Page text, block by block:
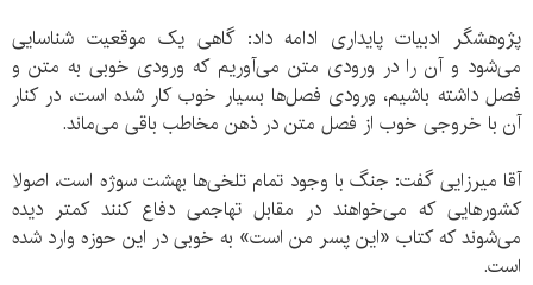
پژوهشگر ادبیات پایداری ادامه داد: گاهی یک موقعیت شناسایی
می‌شود و آن را در ورودی متن می‌آوریم که ورودی خوبی به متن و
فصل داشته باشیم، ورودی فصل‌ها بسیار خوب کار شده است، در کنار
آن با خروجی خوب از فصل متن در ذهن مخاطب باقی می‌ماند.
آقا میرزایی گفت: جنگ با وجود تمام تلخی‌ها بهشت سوژه است، اصولا
کشورهایی که می‌خواهند در مقابل تهاجمی دفاع کنند کمتر دیده
می‌شوند که کتاب «این پسر من است» به خوبی در این حوزه وارد شده
است.